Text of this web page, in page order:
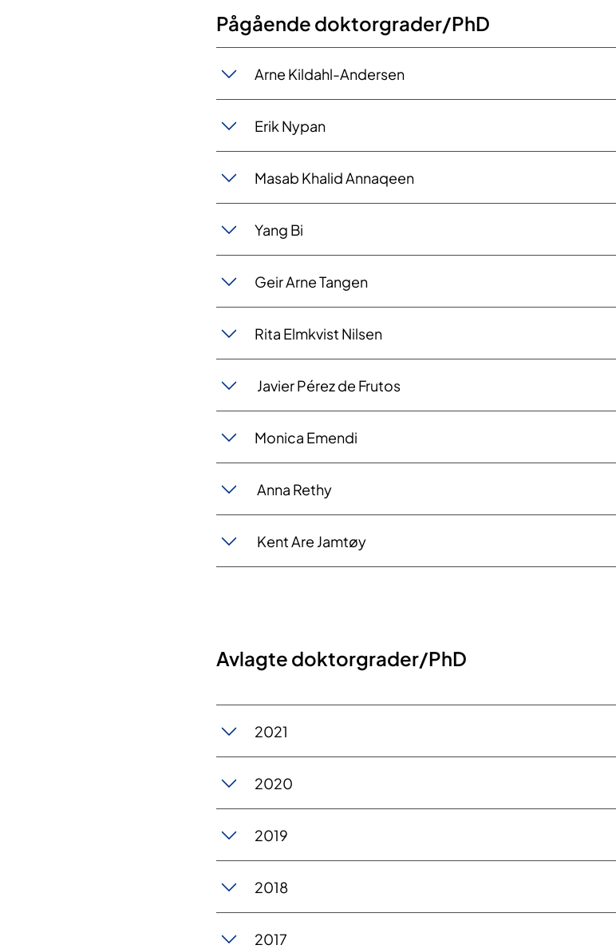
Pågående doktorgrader/PhD
Arne Kildahl-Andersen
Erik Nypan
Masab Khalid Annaqeen
​Yang Bi
Geir Arne Tangen
Rita Elmkvist Nilsen
Javier Pérez de Frutos
Monica Emendi
Anna Rethy
Kent Are Jamtøy
Avlagte doktorgrader/PhD
2021
20​20
2019
2018
2017